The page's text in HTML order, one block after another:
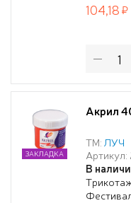
104,18
Акрил
ТМ:ЛУЧ
В
ЗАКЛАДКА